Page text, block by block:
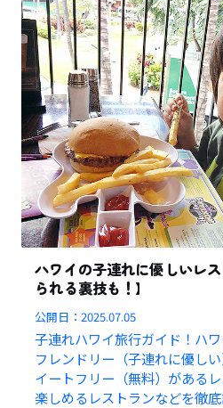
ハワイの子連れに優しいレ
られる裏技も！】
公開日：2025.07.05
子連れハワイ旅行ガイド！ハ
フレンドリー（子連れに優し
イートフリー（無料）がある
楽しめるレストランなどを徹底